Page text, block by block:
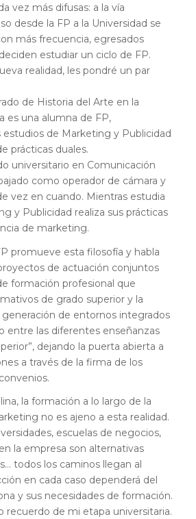
vez más difusas: a la vía
desde la FP a la Universidad se
más frecuencia, egresados
estudiar un ciclo de FP.
realidad, les pondré un par
de Historia del Arte en la
es una alumna de FP,
de Marketing y Publicidad
prácticas duales.
universitario en Comunicación
como operador de cámara y
vez en cuando. Mientras estudia
y Publicidad realiza sus prácticas
de marketing.
promueve esta filosofía y habla
de actuación conjuntos
formación profesional que
de grado superior y la
generación de entornos integrados
entre las diferentes enseñanzas
dejando la puerta abierta a
a través de la firma de los
la formación a lo largo de la
no es ajeno a esta realidad.
escuelas de negocios,
la empresa son alternativas
todos los caminos llegan al
en cada caso dependerá del
y sus necesidades de formación.
recuerdo de mi etapa universitaria.